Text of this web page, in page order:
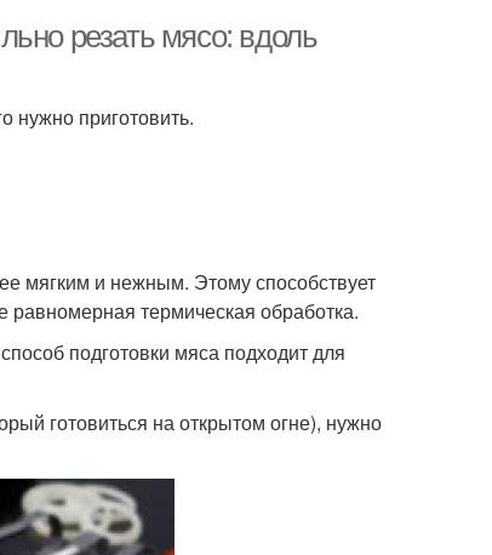
резать мясо: вдоль
нужно приготовить.
мягким и нежным. Этому способствует
равномерная термическая обработка.
подготовки мяса подходит для
готовиться на открытом огне), нужно